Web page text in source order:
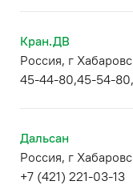
Кран.ДВ
Россия, г
45-44-80,45-54-
Дальсан
Россия, г
+7 (421) 221-03-13